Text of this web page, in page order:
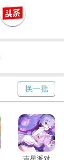
换一批